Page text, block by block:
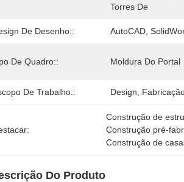
Torres De
De Desenho:: AutoCAD,
De Quadro:: Moldura Do Portal
De Trabalho:: Design,
Construção de
Construção pré-
Construção de
Do Produto